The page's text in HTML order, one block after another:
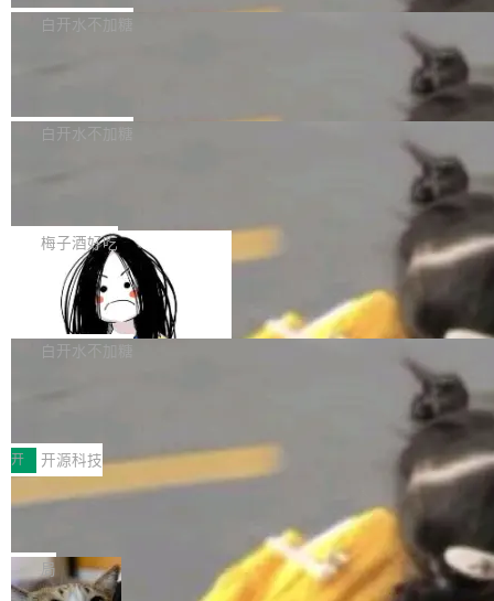
员工参与设立的专项资产管理计划。其中，Dee
获配9...
一个回归问题，该问题导致拉取镜像时会拒绝包
题，该问题可能导致在旧版 Linux 内核...
e 孵化器项目管理委员会（IPMC）投票中获得
P）！这一里程碑不仅标志着 Fluss 迈入新的发
白开水不加糖
长期停止内容更新，未能实现其作为“AI版维基百
提交的编辑请求也长期处于待处理状态。 Groki
pedia 于去年底上线，定位为由人工智能生成内
容的百科平台，被马斯克视为传统众包百科网站
维基百科的替代方案。Lawfare 调查发现，无论
热门页面还是低关注度页面，均未出现近期更
白开水不加糖
是这样的：配 MessageSource 的 Bean、写 R
eloadableResourceBundleMessageSource、
声明 LocaleResolver、注册 LocaleChangeInt
erceptor…五六步之后才能看到第一行翻译文
本。 Solon 换了个方式。整个 i18n 模块围绕三
梅子酒好吃
Apache Doris 4.1 全面增强 Iceberg：
支持 UPDATE、MERGE INTO 与 Iceb
erg V3
Apache Doris 4.1 要补齐的，正是缺失的那一
半。在已有查询能力的基础上，Doris 进一步支
常维护操作，并完整支持 Iceberg V3 格式。
白开水不加糖
村国家自主创新示范区会议中心开幕。本届大会
由中关村智联软件服务业质量创新联盟主办，以
“智构可信·质创未来——AI原生时代的质量新范
式”为主题，直面AI从实验室走向规模化产业落地
的核心质量命题。会上，《2026智能研发生产力
工具选型手册》发布，Testin云测的Testin XAge
开 开源科技
让非法状态不可表示：一篇关于 ADT
有一种东西，一旦用过就回不去了。Alex Fedos
eev 管它叫"软件设计的基石"。 他说的东西不新
鲜——代数数据类型（ADT），尤其是和类型
局